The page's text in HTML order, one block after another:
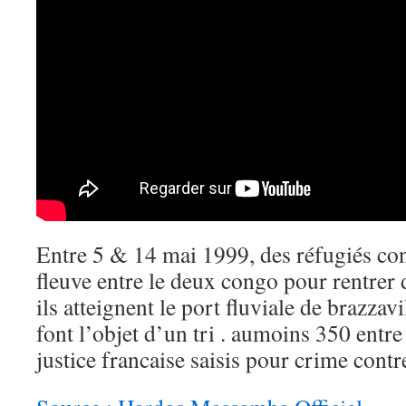
Entre 5 & 14 mai 1999, des réfugiés
fleuve entre le deux congo pour rentrer
ils atteignent le port fluviale de
font l’objet d’un tri . aumoins 350
justice francaise saisis pour crime